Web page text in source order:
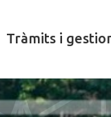
Tràmits i